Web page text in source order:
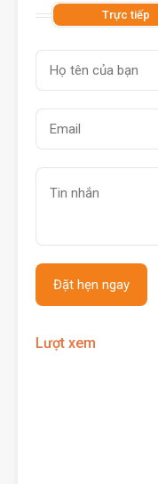
Trực tiếp
Lượt xem